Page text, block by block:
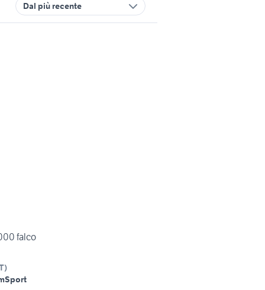
Dal più recente
falco
)
Sport